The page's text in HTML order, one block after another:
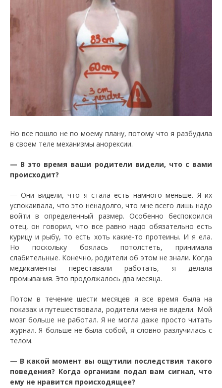
Но все пошло не по моему плану, потому что я разбудила
в своем теле механизмы анорексии.
— В это время ваши родители видели, что с вами
происходит?
— Они видели, что я стала есть намного меньше. Я их
успокаивала, что это ненадолго, что мне всего лишь надо
войти в определенный размер. Особенно беспокоился
отец, он говорил, что все равно надо обязательно есть
курицу и рыбу, то есть хоть какие-то протеины. И я ела.
Но поскольку боялась потолстеть, принимала
слабительные. Конечно, родители об этом не знали. Когда
медикаменты переставали работать, я делала
промывания. Это продолжалось два месяца.
Потом в течение шести месяцев я все время была на
показах и путешествовала, родители меня не видели. Мой
мозг больше не работал. Я не могла даже просто читать
журнал. Я больше не была собой, я словно разлучилась с
телом.
— В какой момент вы ощутили последствия такого
поведения? Когда организм подал вам сигнал, что
ему не нравится происходящее?